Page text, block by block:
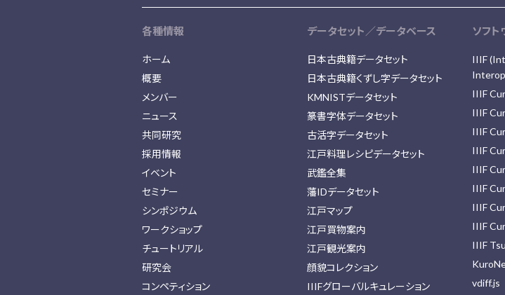
各種情報
ホーム
概要
メンバー
ニュース
共同研究
採用情報
イベント
セミナー
シンポジウム
ワークショップ
チュートリアル
研究会
コンペティション
データセット／データベース
日本古典籍データセット
日本古典籍くずし字データセット
KMNISTデータセット
篆書字体データセット
古活字データセット
江戸料理レシピデータセット
武鑑全集
藩IDデータセット
江戸マップ
江戸買物案内
江戸観光案内
顔貌コレクション
IIIFグローバルキュレーション
ソフト
IIIF
IIIF
IIIF
IIIF
IIIF
IIIF
IIIF
IIIF
IIIF
IIIF
vdiff.js